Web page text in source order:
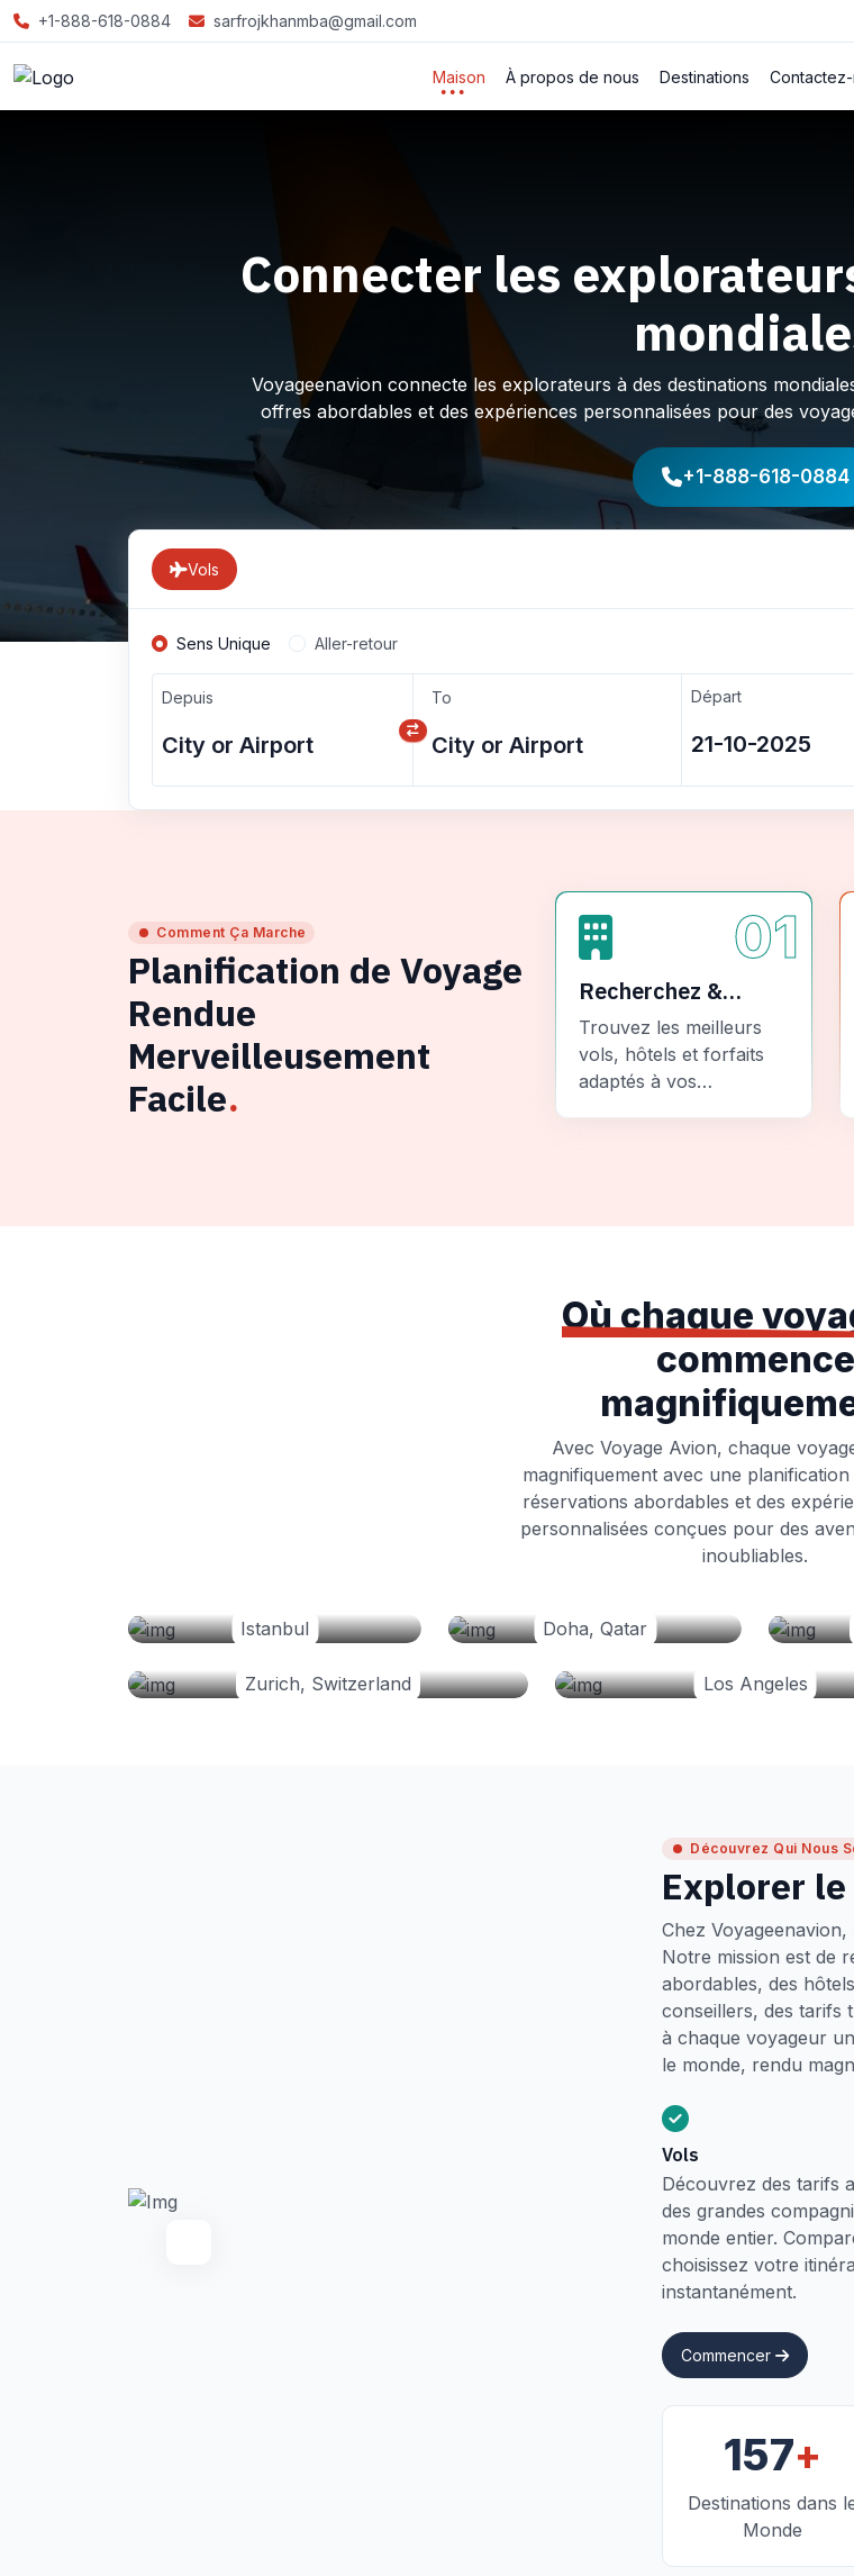
+1-888-618-0884 sarfrojkhanmba@gmail.com
Maison À propos de nous Destinations
Connecter les
Voyageenavion connecte les explorateurs à des destinations
offres abordables et des expériences personnalisées pour des
+1-888-618-0884
Vols
Sens Unique Aller-retour
Depuis To Départ
Comment Ça Marche
Planification de Voyage
Rendue
Merveilleusement
Facile.
01
Recherchez &
Comparez
Trouvez les meilleurs
vols, hôtels et forfaits
adaptés à vos
Où chaque
commence
Avec Voyage Avion, chaque
magnifiquement avec une
réservations abordables et des
personnalisées conçues pour des
inoubliables.
Istanbul Doha, Qatar
Zurich, Switzerland Los Angeles
Découvrez Qui Nous
Explorer
Chez
Notre mission est de
abordables, des
conseillers, des tarifs
à chaque voyageur
le monde, rendu
Vols
Découvrez des tarifs
des grandes
monde entier.
choisissez votre
instantanément.
Commencer
157+
Destinations dans
Monde